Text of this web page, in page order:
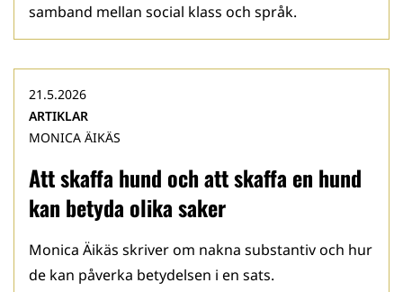
samband mellan social klass och språk.
Att skaffa hund och att skaffa en hund
kan betyda olika saker
21.5.2026
ARTIKLAR
MONICA ÄIKÄS
Monica Äikäs skriver om nakna substantiv och hur
de kan påverka betydelsen i en sats.